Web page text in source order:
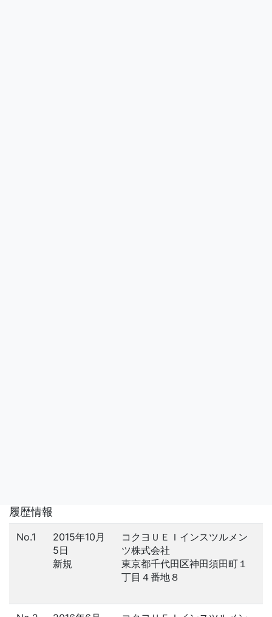
履歴情報
No.1
2015年10月
5日
新規
コクヨＵＥＩインスツルメン
ツ株式会社
東京都千代田区神田須田町１
丁目４番地８